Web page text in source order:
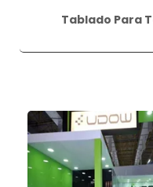
Tablado Para